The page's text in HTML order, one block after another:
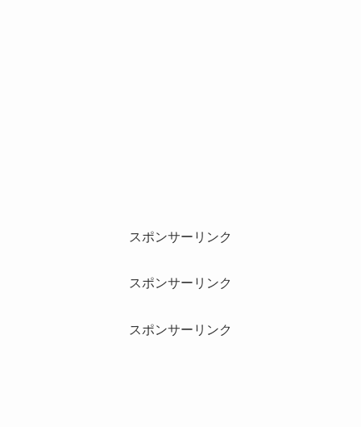
スポンサーリンク
スポンサーリンク
スポンサーリンク